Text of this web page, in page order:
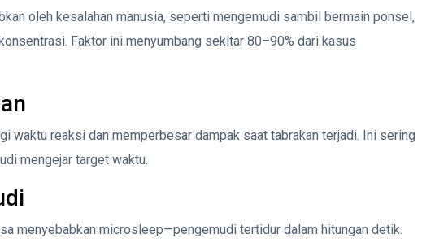
oleh kesalahan manusia, seperti mengemudi sambil bermain ponsel,
Faktor ini menyumbang sekitar 80–90% dari kasus
waktu reaksi dan memperbesar dampak saat tabrakan terjadi. Ini sering
mengejar target waktu.
menyebabkan microsleep—pengemudi tertidur dalam hitungan detik.